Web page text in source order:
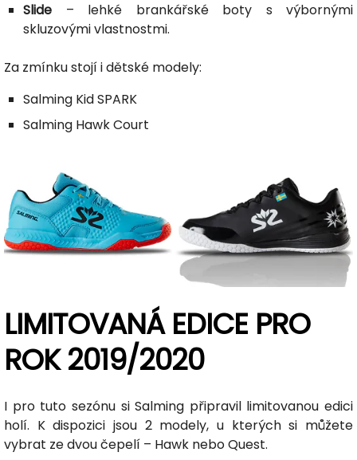
Slide – lehké brankářské boty s výbornými
skluzovými vlastnostmi.
Za zmínku stojí i dětské modely:
Salming Kid SPARK
Salming Hawk Court
LIMITOVANÁ EDICE PRO
ROK 2019/2020
I pro tuto sezónu si Salming připravil limitovanou edici
holí. K dispozici jsou 2 modely, u kterých si můžete
vybrat ze dvou čepelí – Hawk nebo Quest.